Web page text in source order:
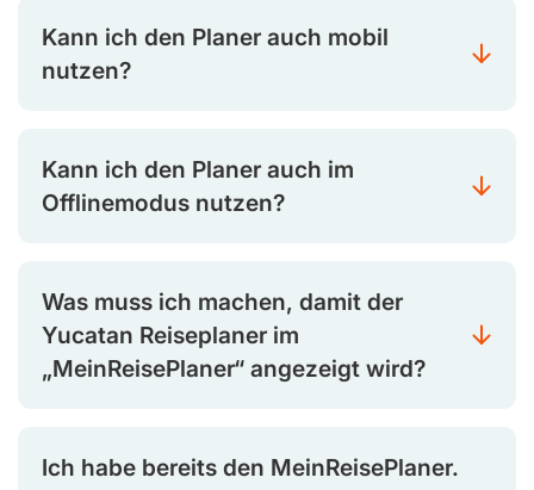
Kann ich den Planer auch mobil
nutzen?
Kann ich den Planer auch im
Offlinemodus nutzen?
Was muss ich machen, damit der
Yucatan Reiseplaner im
„MeinReisePlaner“ angezeigt wird?
Ich habe bereits den MeinReisePlaner.